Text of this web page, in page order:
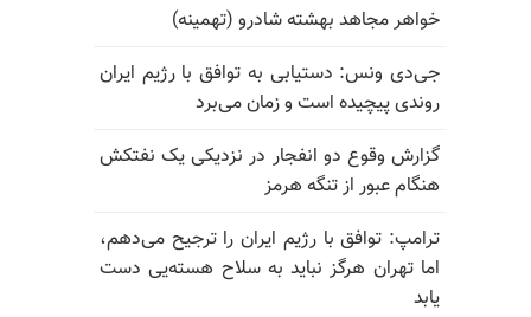
خواهر مجاهد بهشته شادرو (تهمینه)
جی‌دی ونس: دستیابی به توافق با رژیم ایران
روندی پیچیده است و زمان می‌برد
گزارش وقوع دو انفجار در نزدیکی یک نفتکش
هنگام عبور از تنگه هرمز
ترامپ: توافق با رژیم ایران را ترجیح می‌دهم،
اما تهران هرگز نباید به سلاح هسته‌یی دست
یابد